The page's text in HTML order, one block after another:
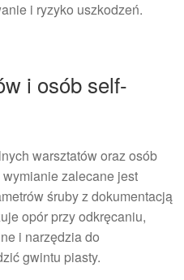
i ryzyko uszkodzeń.
i osób self-
warsztatów oraz osób
zalecane jest
śruby z dokumentacją
opór przy odkręcaniu,
i narzędzia do
gwintu piasty.